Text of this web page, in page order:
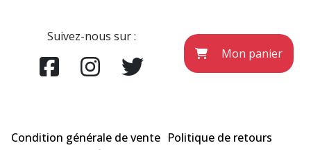
Suivez-nous sur :
Mon panier
Condition générale de vente Politique de retours